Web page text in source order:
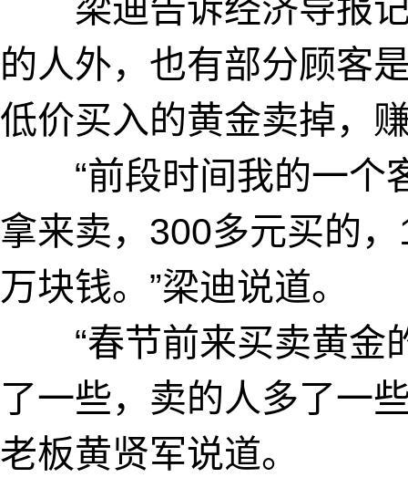
梁迪告诉经济导报记
的人外，也有部分顾客
低价买入的黄金卖掉，
“前段时间我的一个
拿来卖，300多元买的
万块钱。”梁迪说道。
“春节前来买卖黄金
了一些，卖的人多了一
老板黄贤军说道。